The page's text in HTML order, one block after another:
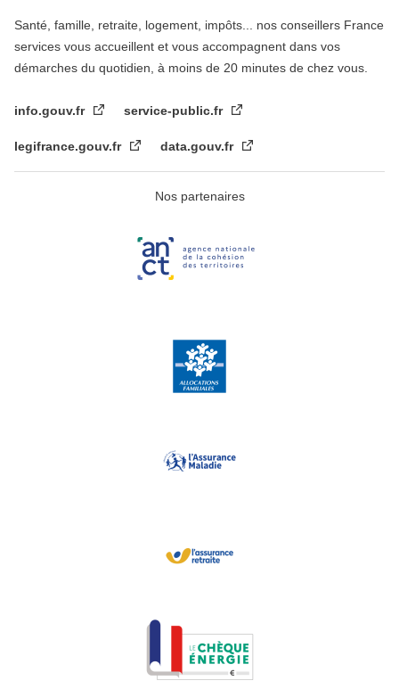
Santé, famille, retraite, logement, impôts... nos conseillers France
services vous accueillent et vous accompagnent dans vos
démarches du quotidien, à moins de 20 minutes de chez vous.
info.gouv.fr service-public.fr
legifrance.gouv.fr data.gouv.fr
Nos partenaires